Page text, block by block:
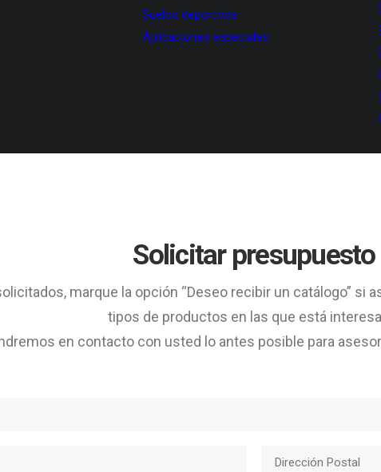
Suelos deportivos
Aplicaciones especiales
Solicitar presupuesto
marque la opción “Deseo recibir un catálogo” si
tipos de productos en las que está
en contacto con usted lo antes posible para